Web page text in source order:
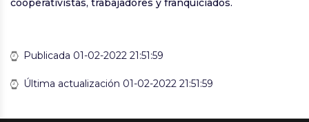
Publicada 01-02-2022 21:51:59
Última actualización 01-02-2022 21:51:59